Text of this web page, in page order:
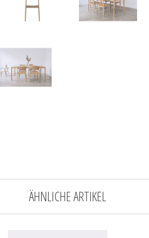
ÄHNLICHE ARTIKEL